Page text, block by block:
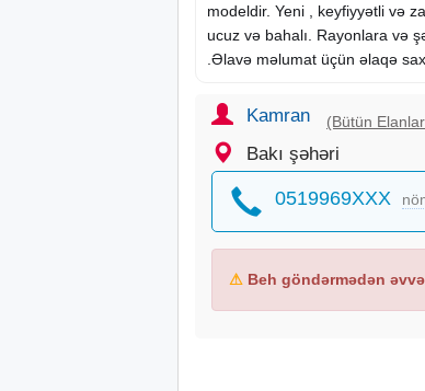
modeldir. Yeni , keyfiyyətli və
ucuz və bahalı. Rayonlara və
.Əlavə məlumat üçün əlaqə
Kamran (Bütün
Bakı şəhəri
0519969XXX
⚠ Beh göndərmədən